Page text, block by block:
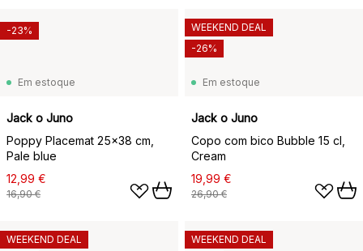
Em estoque
Jack o Juno
Poppy Placemat 25x38 cm,
Pale blue
12,99 €
16,90 €
-23%
Em estoque
Jack o Juno
Copo com bico Bubble 15 cl,
Cream
19,99 €
26,90 €
WEEKEND DEAL
-26%
WEEKEND DEAL
WEEKEND DEAL